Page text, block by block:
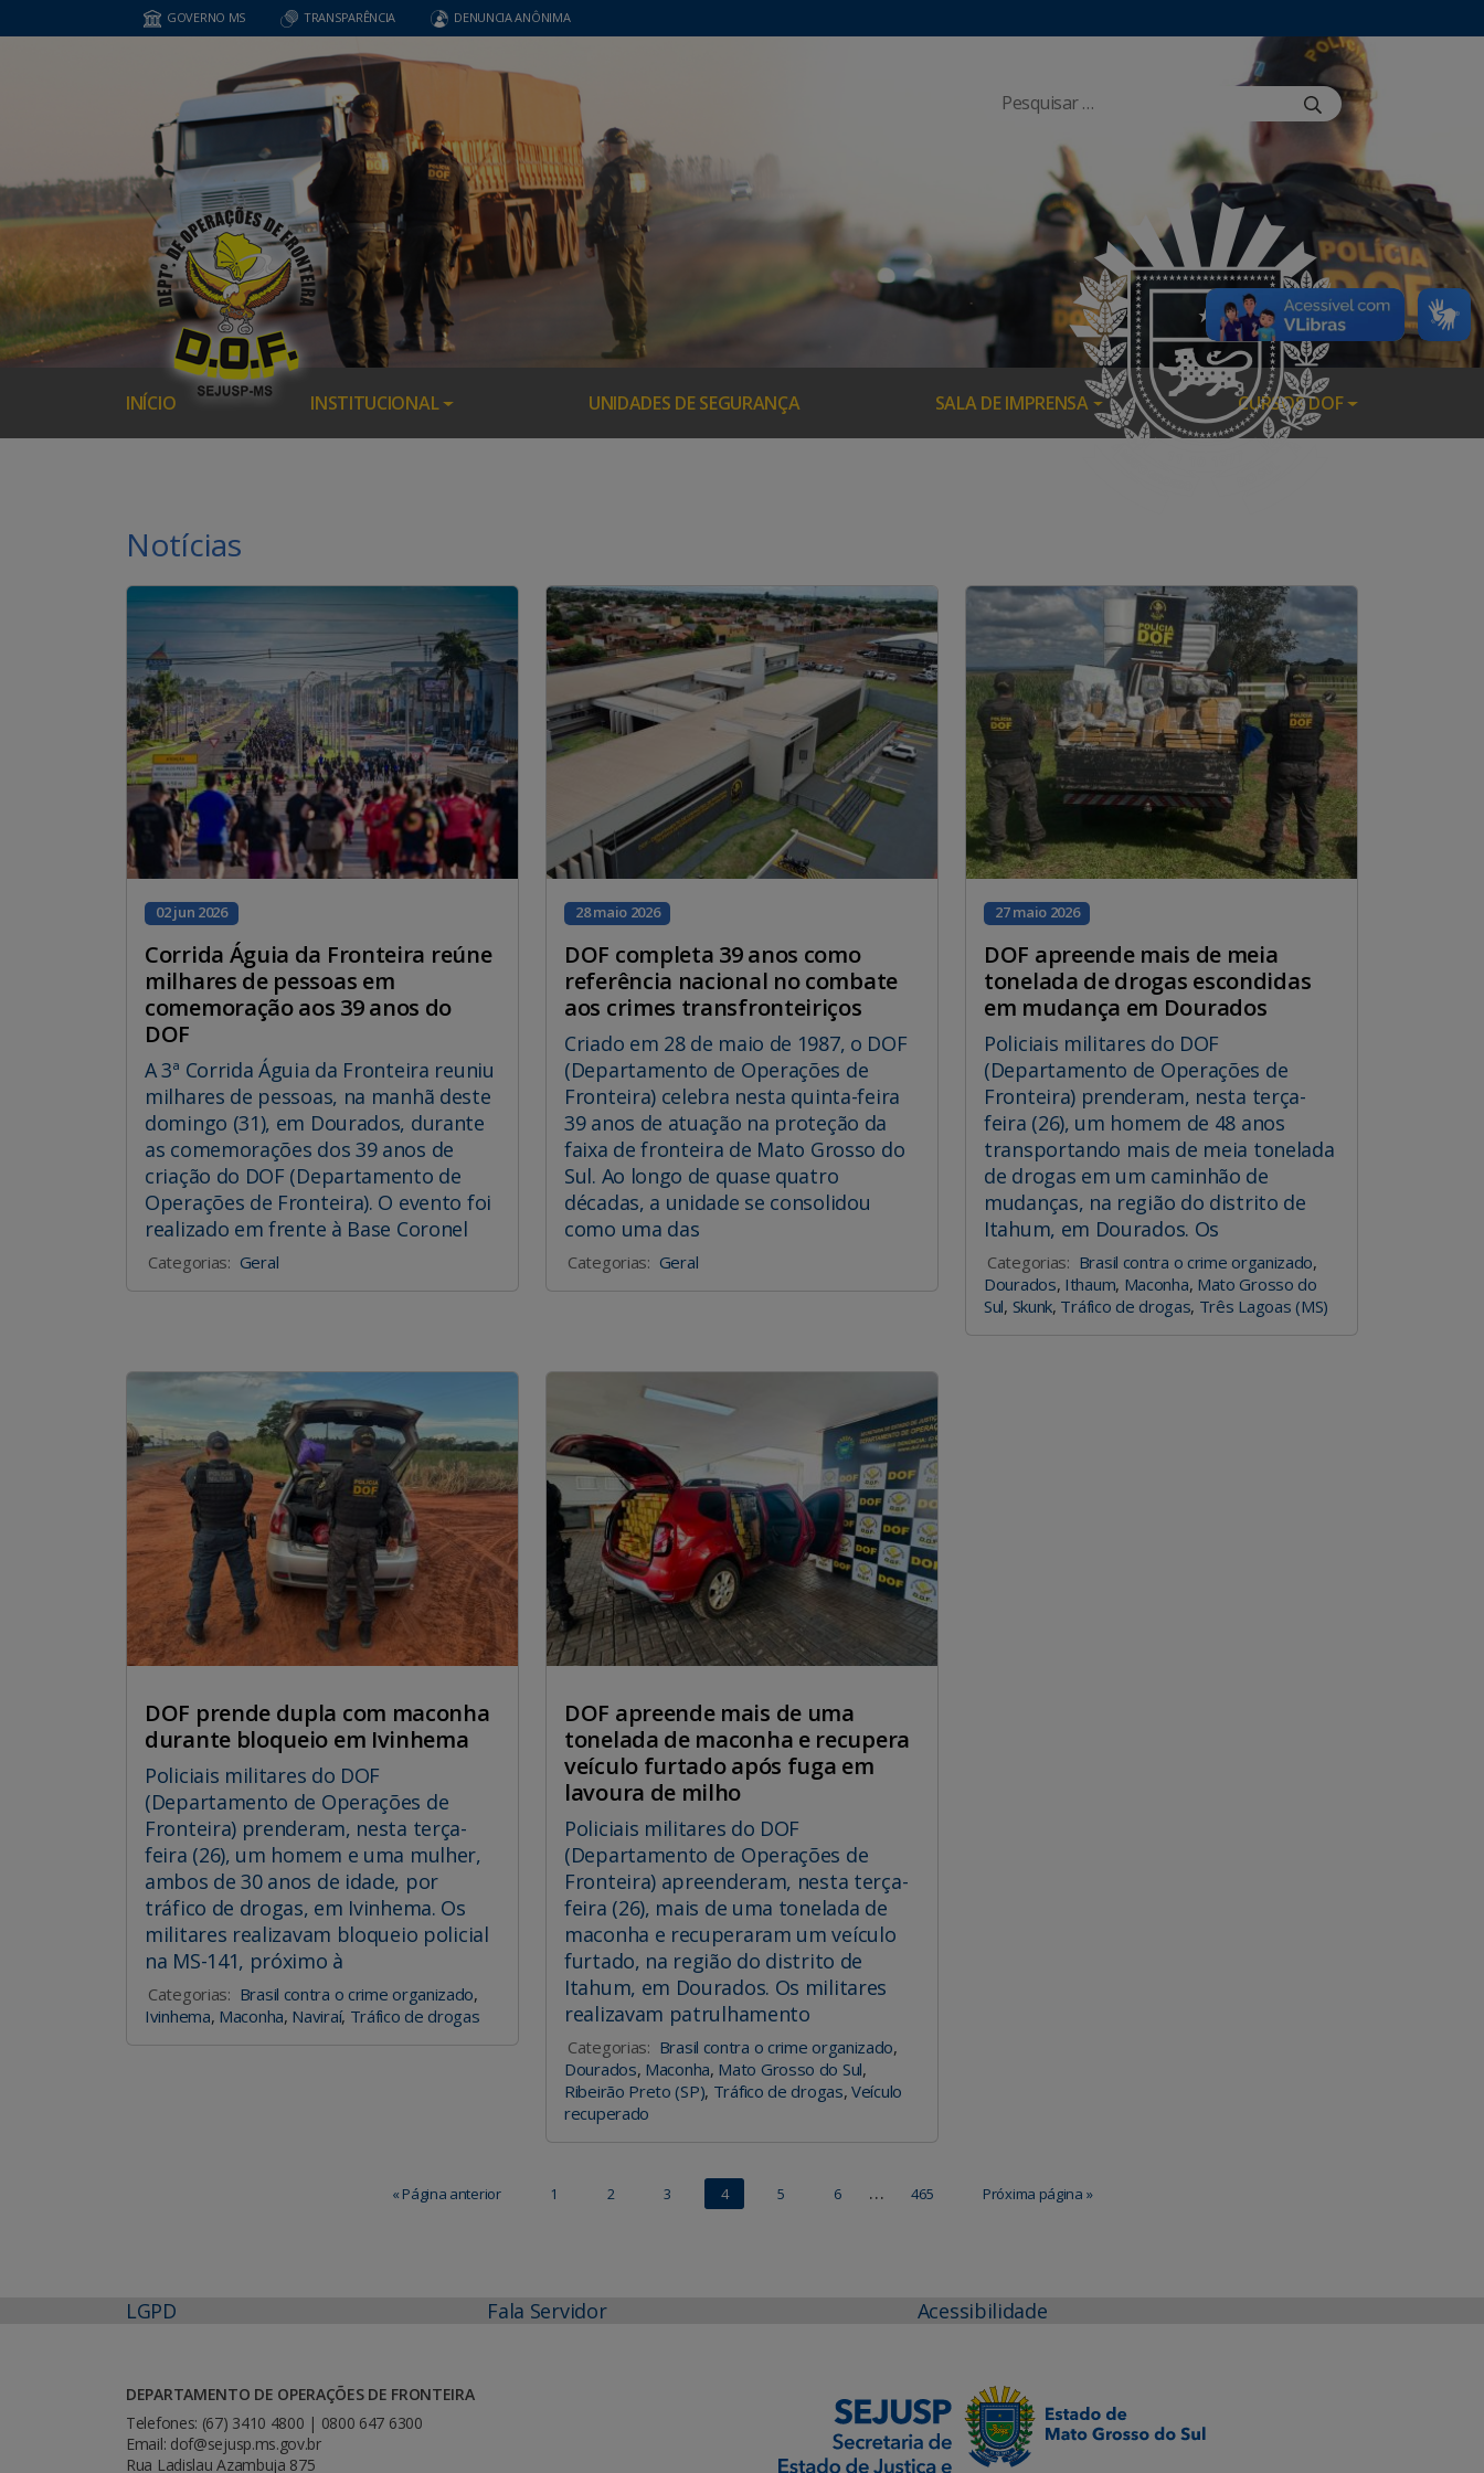
GOVERNO MS TRANSPARÊNCIA DENUNCIA ANÔNIMA
INÍCIO INSTITUCIONAL UNIDADES DE SEGURANÇA SALA DE IMPRENSA CURSOS DOF
Notícias
02 jun 2026
Corrida Águia da Fronteira reúne
milhares de pessoas em
comemoração aos 39 anos do
DOF
A 3ª Corrida Águia da Fronteira reuniu
milhares de pessoas, na manhã deste
domingo (31), em Dourados, durante
as comemorações dos 39 anos de
criação do DOF (Departamento de
Operações de Fronteira). O evento foi
realizado em frente à Base Coronel
Categorias: Geral
28 maio 2026
DOF completa 39 anos como
referência nacional no combate
aos crimes transfronteiriços
Criado em 28 de maio de 1987, o DOF
(Departamento de Operações de
Fronteira) celebra nesta quinta-feira
39 anos de atuação na proteção da
faixa de fronteira de Mato Grosso do
Sul. Ao longo de quase quatro
décadas, a unidade se consolidou
como uma das
Categorias: Geral
27 maio 2026
DOF apreende mais de meia
tonelada de drogas escondidas
em mudança em Dourados
Policiais militares do DOF
(Departamento de Operações de
Fronteira) prenderam, nesta terça-
feira (26), um homem de 48 anos
transportando mais de meia tonelada
de drogas em um caminhão de
mudanças, na região do distrito de
Itahum, em Dourados. Os
Categorias: Brasil contra o crime organizado,
Dourados, Ithaum, Maconha, Mato Grosso do
Sul, Skunk, Tráfico de drogas, Três Lagoas (MS)
DOF prende dupla com maconha
durante bloqueio em Ivinhema
Policiais militares do DOF
(Departamento de Operações de
Fronteira) prenderam, nesta terça-
feira (26), um homem e uma mulher,
ambos de 30 anos de idade, por
tráfico de drogas, em Ivinhema. Os
militares realizavam bloqueio policial
na MS-141, próximo à
Categorias: Brasil contra o crime organizado,
Ivinhema, Maconha, Naviraí, Tráfico de drogas
DOF apreende mais de uma
tonelada de maconha e recupera
veículo furtado após fuga em
lavoura de milho
Policiais militares do DOF
(Departamento de Operações de
Fronteira) apreenderam, nesta terça-
feira (26), mais de uma tonelada de
maconha e recuperaram um veículo
furtado, na região do distrito de
Itahum, em Dourados. Os militares
realizavam patrulhamento
Categorias: Brasil contra o crime organizado,
Dourados, Maconha, Mato Grosso do Sul,
Ribeirão Preto (SP), Tráfico de drogas,Veículo
recuperado
« Página anterior 1 2 3 4 5 6 … 465 Próxima página »
LGPD Fala Servidor Acessibilidade
DEPARTAMENTO DE OPERAÇÕES DE FRONTEIRA
Telefones: (67) 3410 4800 | 0800 647 6300
Email: dof@sejusp.ms.gov.br
Rua Ladislau Azambuja 875